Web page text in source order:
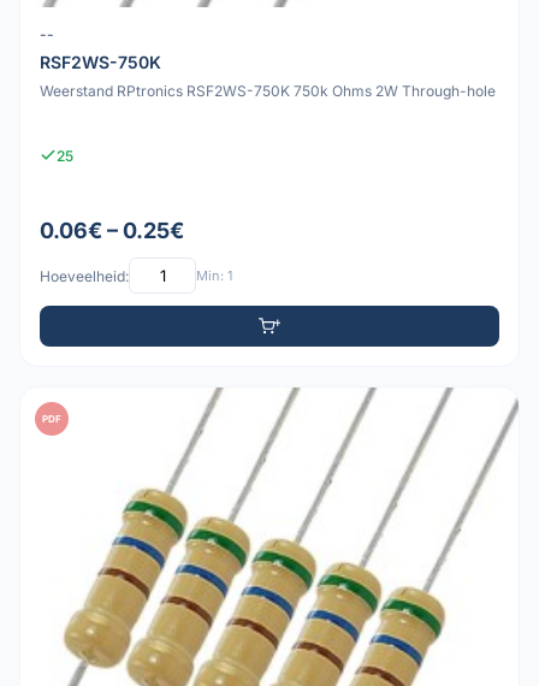
--
RSF2WS-750K
Weerstand RPtronics RSF2WS-750K 750k Ohms 2W Through-hole
25
0.06€ – 0.25€
Hoeveelheid: Min: 1
PDF